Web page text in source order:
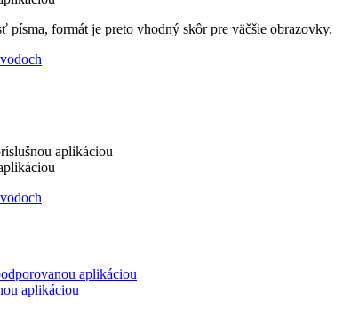
formát je preto vhodný skôr pre väčšie obrazovky.
aplikáciou
aplikáciou
aplikáciou